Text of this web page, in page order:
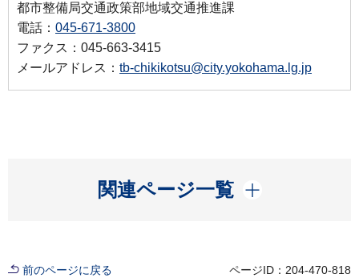
都市整備局交通政策部地域交通推進課
電話： 045-671-3800
ファクス：045-663-3415
メールアドレス： tb-chikikotsu@city.yokohama.lg.jp
関連ページ一覧
開く
前のページに戻る ページID：204-470-818